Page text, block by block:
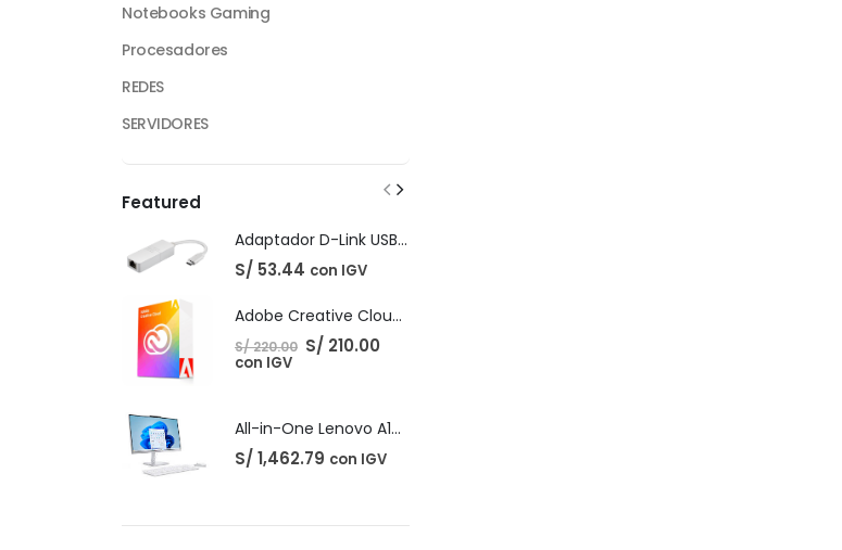
Notebooks Gaming
Procesadores
REDES
SERVIDORES
Featured
Adaptador D-Link USB-C Gigabit Ethernet LAN
S/ 53.44 con IGV
Adobe Creative Cloud - 1 Año
S/220.00 El
precio
S/ 210.00El
con IGV
All-in-One Lenovo A100
S/1,462.79 con IGV